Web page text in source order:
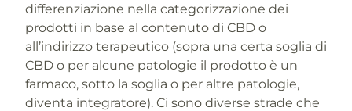
differenziazione nella categorizzazione dei
prodotti in base al contenuto di CBD o
all’indirizzo terapeutico (sopra una certa soglia di
CBD o per alcune patologie il prodotto è un
farmaco, sotto la soglia o per altre patologie,
diventa integratore). Ci sono diverse strade che